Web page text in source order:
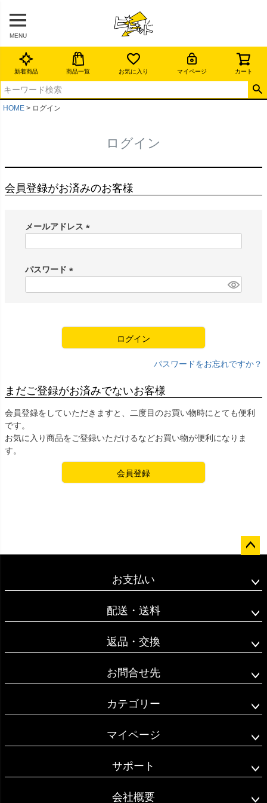
MENU
新着商品 商品一覧 お気に入り マイページ カート
HOME ログイン
ログイン
会員登録がお済みのお客様
メールアドレス
)
パスワード
ログイン
パスワードをお忘れですか？
まだご登録がお済みでないお客様
会員登録をしていただきますと、二度目のお買い物時にとても便利
です。
お気に入り商品をご登録いただけるなどお買い物が便利になりま
す。
会員登録
ップ
お支払い
配送・送料
返品・交換
お問合せ先
カテゴリー
マイページ
サポート
会社概要